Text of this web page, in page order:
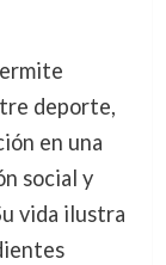
deporte,
en una
social y
vida ilustra